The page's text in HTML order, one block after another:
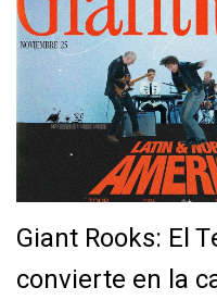
Giant Rooks: El
convierte en la